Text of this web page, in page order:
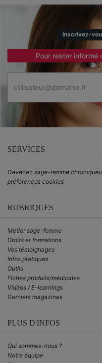
Inscrivez-
Pour rester informé
SERVICES
Devenez sage-femme
préférences cookies
RUBRIQUES
Métier sage-femme
Droits et formations
Vos témoignages
Infos pratiques
Outils
Fiches produits/médicales
Vidéos / E-learnings
Derniers magazines
PLUS D'INFOS
Qui sommes-nous ?
Notre équipe